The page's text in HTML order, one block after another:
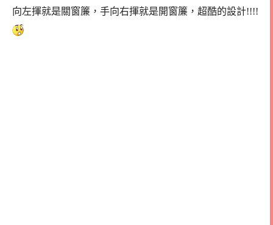
向左揮就是關窗簾，手向右揮就是開窗簾，超酷的設計!!!!